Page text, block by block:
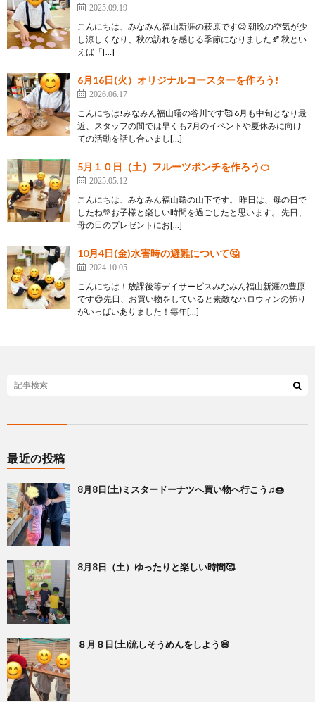
2025.09.19
こんにちは、みなみん福山新涯の萩原です😊 朝晩の空気が少
し涼しくなり、秋の訪れを感じる季節になりました🍂 秋とい
えば「[…]
6月16日(火）オリジナルコースターを作ろう!
2026.06.17
こんにちは!みなみん福山曙の谷川です🥰 6月も中旬となり最
近、スタッフの間では早くも7月のイベントや夏休みに向け
ての活動を話し合いまし[…]
5月１０日（土）フルーツポンチを作ろう🍊
2025.05.12
こんにちは、みなみん福山曙の山下です。 昨日は、母の日で
したね💛お子様と楽しい時間を過ごしたと思います。 先日、
母の日のプレゼントにお[…]
10月4日(金)水害時の避難について🤔
2024.10.05
こんにちは！放課後等デイサービスみなみん福山新涯の豊原
です😊先日、お買い物をしていると素敵なハロウィンの飾り
がいっぱいありました！毎年[…]
最近の投稿
8月8日(土)ミスタードーナツへ買い物へ行こう♫🍩
8月8日（土）ゆったりと楽しい時間🥰
８月８日(土)流しそうめんをしよう😄